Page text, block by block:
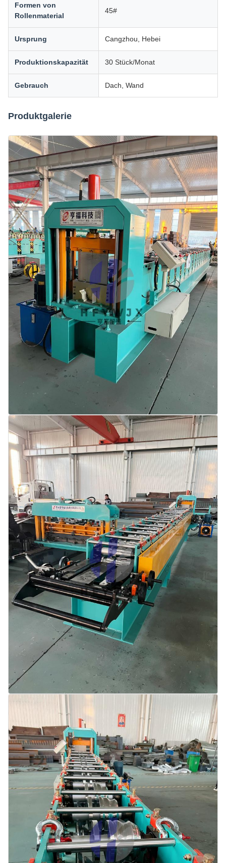
Formen von
Rollenmaterial
45#
Ursprung Cangzhou, Hebei
Produktionskapazität 30 Stück/Monat
Gebrauch Dach, Wand
Produktgalerie